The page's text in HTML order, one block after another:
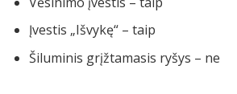
Įvestis „Išvykę“ – taip
Šiluminis grįžtamasis ryšys – ne